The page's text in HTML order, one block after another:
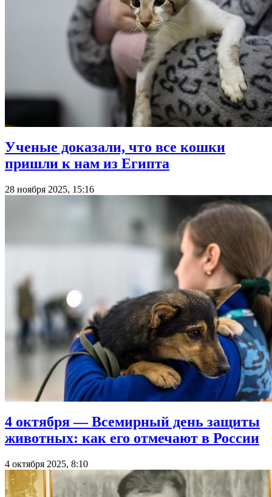
Ученые доказали, что все кошки
пришли к нам из Египта
28 ноября 2025, 15:16
4 октября — Всемирный день защиты
животных: как его отмечают в России
4 октября 2025, 8:10